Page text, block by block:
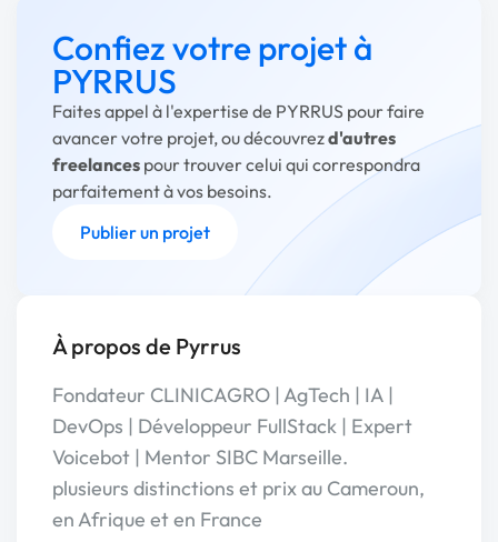
Confiez votre projet à
PYRRUS
Faites appel à l'expertise de PYRRUS pour faire
avancer votre projet, ou découvrezd'autres
freelances pour trouver celui qui correspondra
parfaitement à vos besoins.
Publier un projet
À propos de Pyrrus
Fondateur CLINICAGRO | AgTech | IA |
DevOps | Développeur FullStack | Expert
Voicebot | Mentor SIBC Marseille.
plusieurs distinctions et prix au Cameroun,
en Afrique et en France